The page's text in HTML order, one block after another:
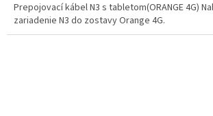
Prepojovací kábel N3 s tabletom(ORANGE 4G)
zariadenie N3 do zostavy Orange 4G.